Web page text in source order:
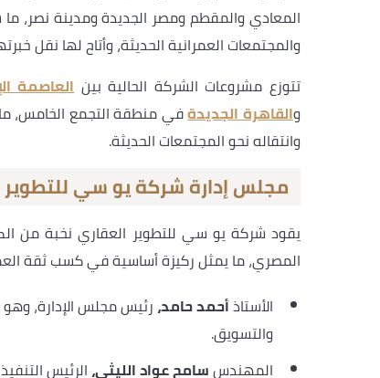
المعادي والمقطم ومصر الجديدة ومدينة نصر،
والمجتمعات العمرانية الحديثة، وأتاح لها نقل
تتوزع مشروعات الشركة الحالية بينالعاصمة
والقاهرة الجديدةفي منطقة التجمع الخامس،
وانتقاله نحو المجتمعات الحديثة.
مجلس إدارة شركة يو سي للتطوير
يقود شركة يو سي للتطوير العقاري نخبة من
المصري، ما يمثل ركيزة أساسية في كسب ثقة
الأستاذأحمد حامد، رئيس مجلس الإدارة،
والتسويق.
المهندسسامح عواد الليثي، الرئيس